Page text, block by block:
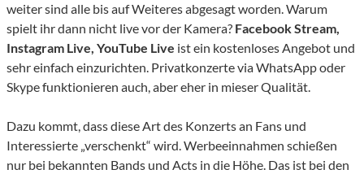
weiter sind alle bis auf Weiteres abgesagt worden. Warum
spielt ihr dann nicht live vor der Kamera? Facebook Stream,
Instagram Live, YouTube Live ist ein kostenloses Angebot und
sehr einfach einzurichten. Privatkonzerte via WhatsApp oder
Skype funktionieren auch, aber eher in mieser Qualität.
Dazu kommt, dass diese Art des Konzerts an Fans und
Interessierte „verschenkt“ wird. Werbeeinnahmen schießen
nur bei bekannten Bands und Acts in die Höhe. Das ist bei den